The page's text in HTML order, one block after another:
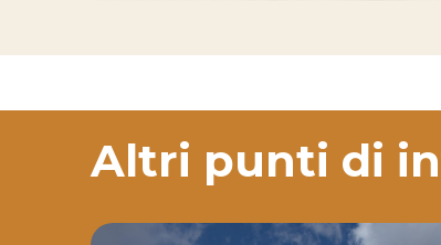
Altri punti di